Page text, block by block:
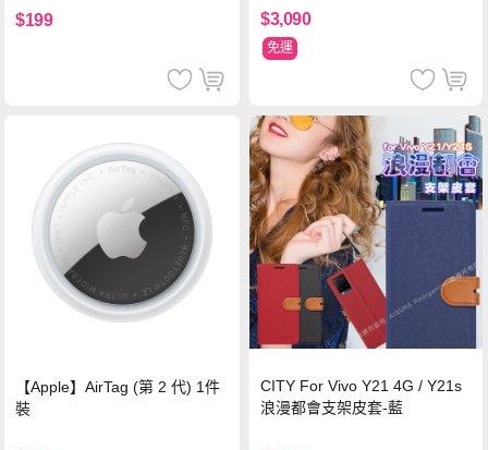
$199 $3,090
免運
【Apple】AirTag (第 2 代) 1件
裝
CITY For Vivo Y21 4G / Y21s
浪漫都會支架皮套-藍